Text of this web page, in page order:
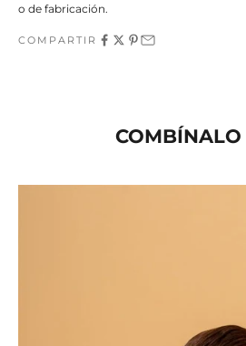
o de fabricación.
COMPARTIR
COMBÍNALO